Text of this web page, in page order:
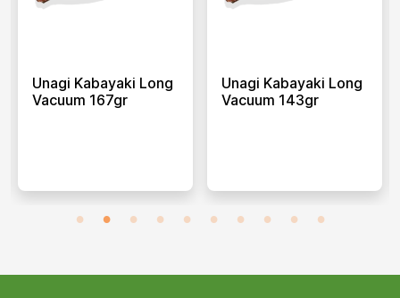
Unagi Kabayaki Long
Vacuum 167gr
Unagi Kabayaki Long
Vacuum 143gr